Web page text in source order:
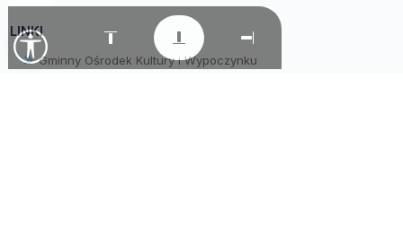
LINKI
Gminny Ośrodek Kultury i Wypoczynku